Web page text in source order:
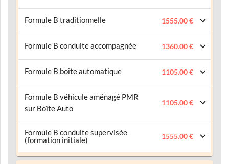
Formule B traditionnelle 1555.00 €
Formule B conduite accompagnée 1360.00 €
Formule B boite automatique 1105.00 €
Formule B véhicule aménagé PMR
sur Boîte Auto
1105.00 €
Formule B conduite supervisée
(formation initiale)
1555.00 €